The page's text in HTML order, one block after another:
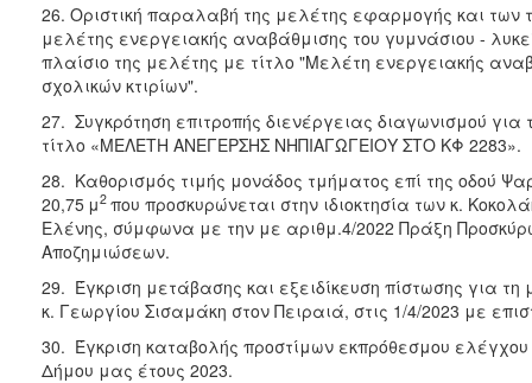
26. Οριστική παραλαβή της μελέτης εφαρμογής και των
μελέτης ενεργειακής αναβάθμισης του γυμνάσιου -
πλαίσιο της μελέτης με τίτλο "Μελέτη ενεργειακής
σχολικών κτιρίων".
27. Συγκρότηση επιτροπής διενέργειας διαγωνισμού
τίτλο «ΜΕΛΕΤΗ ΑΝΕΓΕΡΣΗΣ ΝΗΠΙΑΓΩΓΕΙΟΥ ΣΤΟ ΚΦ 2283».
28. Καθορισμός τιμής μονάδος τμήματος επί της οδού
20,75 μ2 που προσκυρώνεται στην ιδιοκτησία των κ.
Ελένης, σύμφωνα με την με αριθμ.4/2022 Πράξη
Αποζημιώσεων.
29. Έγκριση μετάβασης και εξειδίκευση πίστωσης για τη
κ. Γεωργίου Σισαμάκη στον Πειραιά, στις 1/4/2023 με
30. Έγκριση καταβολής προστίμων εκπρόθεσμου
Δήμου μας έτους 2023.